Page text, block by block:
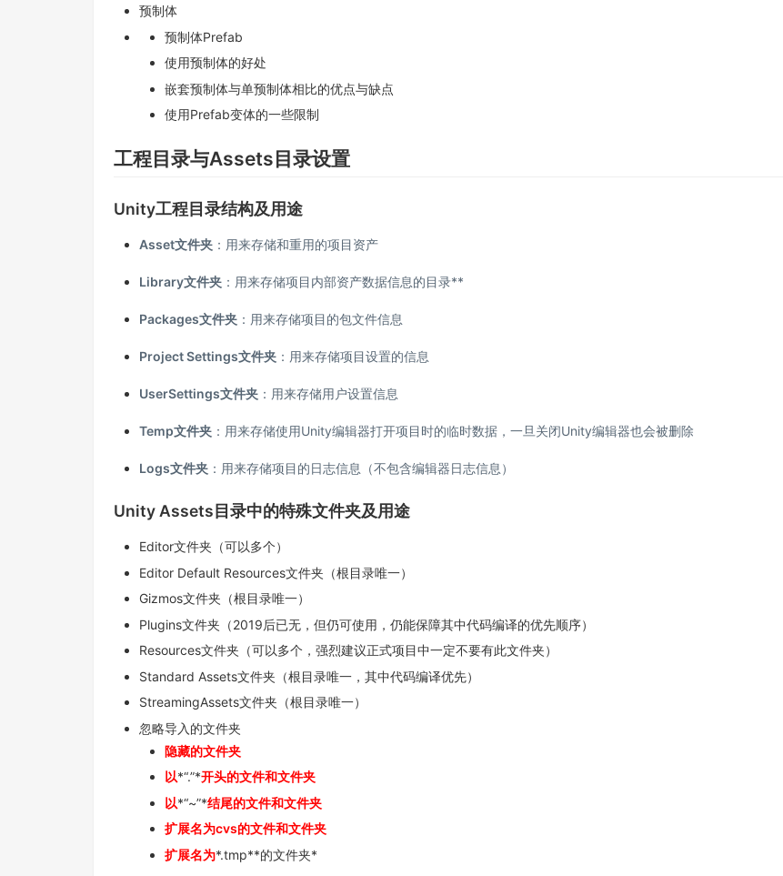
预制体
预制体Prefab
使用预制体的好处
嵌套预制体与单预制体相比的优点与缺点
使用Prefab变体的一些限制
工程目录与Assets目录设置
Unity工程目录结构及用途
Asset文件夹 ：用来存储和重用的项目资产
Library文件夹 ：用来存储项目内部资产数据信息的目录**
Packages文件夹 ：用来存储项目的包文件信息
Project Settings文件夹 ：用来存储项目设置的信息
UserSettings文件夹 ：用来存储用户设置信息
Temp文件夹 ：用来存储使用Unity编辑器打开项目时的临时数据，一旦关闭Unity编辑器也会被删除
Logs文件夹 ：用来存储项目的日志信息（不包含编辑器日志信息）
Unity Assets目录中的特殊文件夹及用途
Editor文件夹（可以多个）
Editor Default Resources文件夹（根目录唯一）
Gizmos文件夹（根目录唯一）
Plugins文件夹（2019后已无，但仍可使用，仍能保障其中代码编译的优先顺序）
Resources文件夹（可以多个，强烈建议正式项目中一定不要有此文件夹）
Standard Assets文件夹（根目录唯一，其中代码编译优先）
StreamingAssets文件夹（根目录唯一）
忽略导入的文件夹
隐藏的文件夹
以*“.”*开头的文件和文件夹
以*“~”*结尾的文件和文件夹
扩展名为cvs的文件和文件夹
扩展名为*.tmp**的文件夹*